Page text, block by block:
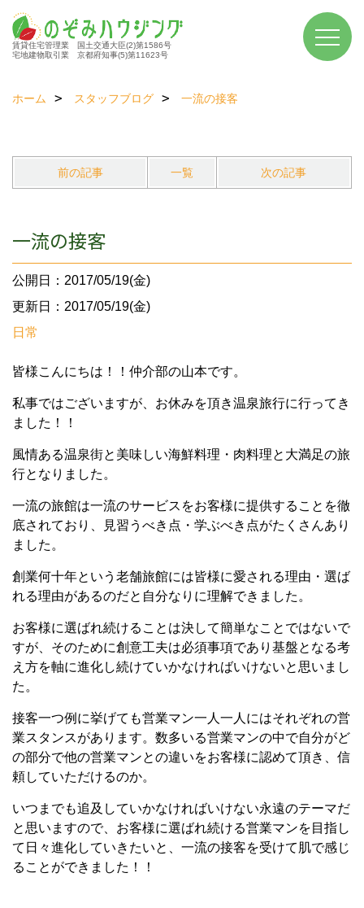
賃貸住宅管理業 国土交通大臣(2)第1586号
宅地建物取引業 京都府知事(5)第11623号
ホーム スタッフブログ 一流の接客
前の記事 一覧 次の記事
一流の接客
公開日：2017/05/19(金)
更新日：2017/05/19(金)
日常
皆様こんにちは！！仲介部の山本です。
私事ではございますが、お休みを頂き温泉旅行に行ってき
ました！！
風情ある温泉街と美味しい海鮮料理・肉料理と大満足の旅
行となりました。
一流の旅館は一流のサービスをお客様に提供することを徹
底されており、見習うべき点・学ぶべき点がたくさんあり
ました。
創業何十年という老舗旅館には皆様に愛される理由・選ば
れる理由があるのだと自分なりに理解できました。
お客様に選ばれ続けることは決して簡単なことではないで
すが、そのために創意工夫は必須事項であり基盤となる考
え方を軸に進化し続けていかなければいけないと思いまし
た。
接客一つ例に挙げても営業マン一人一人にはそれぞれの営
業スタンスがあります。数多いる営業マンの中で自分がど
の部分で他の営業マンとの違いをお客様に認めて頂き、信
頼していただけるのか。
いつまでも追及していかなければいけない永遠のテーマだ
と思いますので、お客様に選ばれ続ける営業マンを目指し
て日々進化していきたいと、一流の接客を受けて肌で感じ
ることができました！！